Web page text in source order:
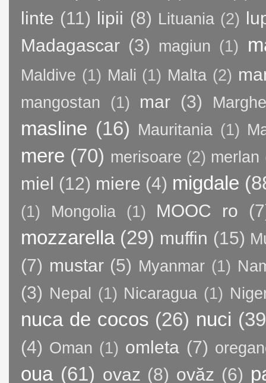
linte (11) lipii (8) Lituania (2)
Madagascar (3) magiun (1)
Maldive (1) Mali (1) Malta (2)
mangostan (1) mar (3)
masline (16) Mauritania (1)
mere (70) merisoare (2) merlan
miel (12) miere (4) migdale
(1) Mongolia (1) MOOC ro
mozzarella (29) muffin (15)
(7) mustar (5) Myanmar (1)
(3) Nepal (1) Nicaragua (1)
nuca de cocos (26) nuci
(4) Oman (1) omleta (7)
oua (61) ovaz (8) ovăz (6)